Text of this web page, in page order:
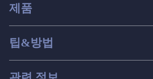
제품
데이터 복구
파티션 관리
팁&방법
컴퓨터 데이터 복구 팁